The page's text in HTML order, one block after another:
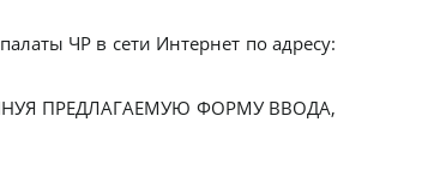
ЧР в сети Интернет по адресу:
ПРЕДЛАГАЕМУЮ ФОРМУ ВВОДА,